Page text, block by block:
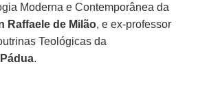
Moderna e Contemporânea da
Raffaele de Milão, e ex-professor
Teológicas da
.